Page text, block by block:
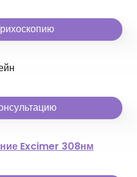
Excimer 308нм